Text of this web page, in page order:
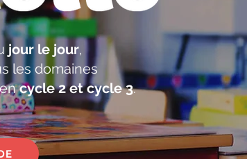
jour le jour,
les domaines
cycle 2 et cycle 3.